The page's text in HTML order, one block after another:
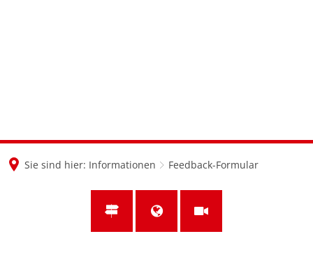
Sie sind hier: Informationen Feedback-Formular